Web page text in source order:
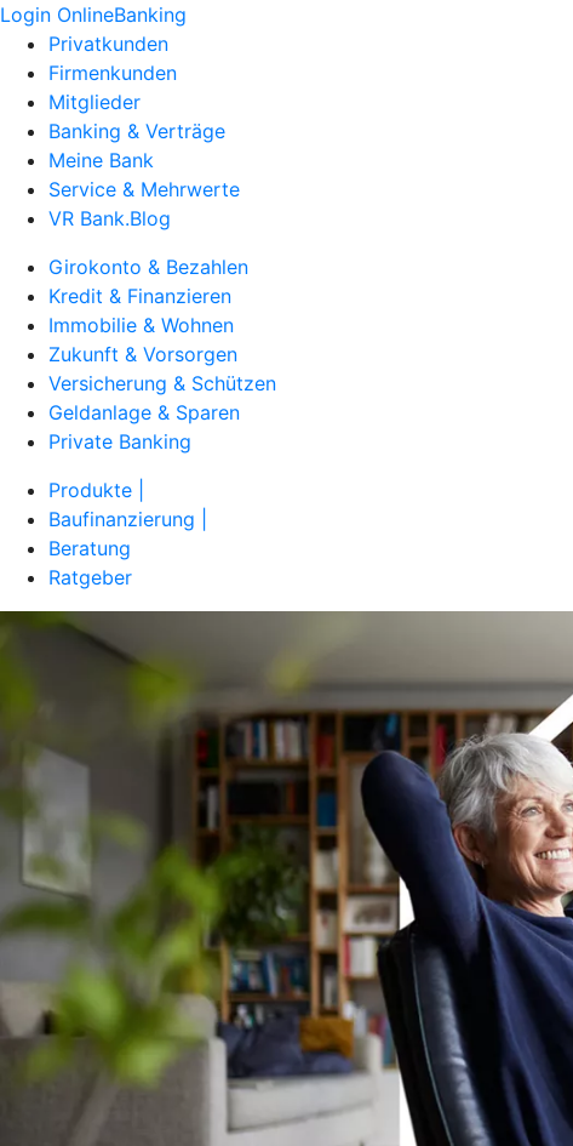
Login OnlineBanking
Privatkunden
Firmenkunden
Mitglieder
Banking & Verträge
Meine Bank
Service & Mehrwerte
VR Bank.Blog
Girokonto & Bezahlen
Kredit & Finanzieren
Immobilie & Wohnen
Zukunft & Vorsorgen
Versicherung & Schützen
Geldanlage & Sparen
Private Banking
Produkte |
Baufinanzierung |
Beratung
Ratgeber